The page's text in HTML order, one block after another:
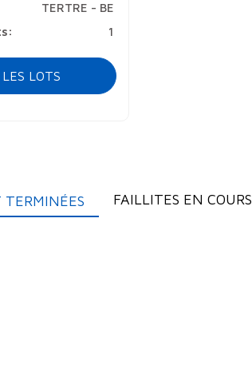
TERTRE - BE
1
LES LOTS
FAILLITES EN COURS